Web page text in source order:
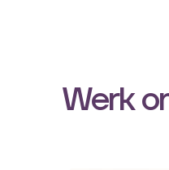
Werk